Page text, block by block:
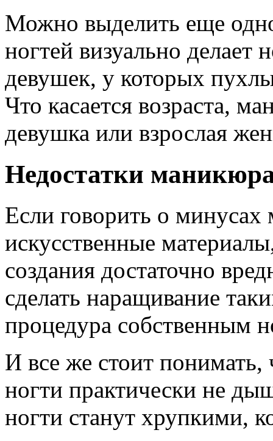
Можно выделить еще
ногтей визуально
девушек, у которых
Что касается возраста,
девушка или взрослая
Недостатки
Если говорить о
искусственные
создания достаточно
сделать наращивание
процедура собственным
И все же стоит
ногти практически не
ногти станут хрупкими,